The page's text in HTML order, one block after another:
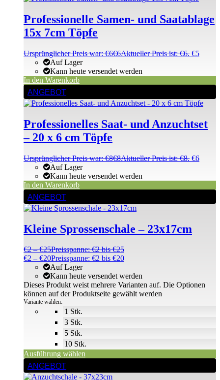
Professionelle Samen- und Saatablage
15x 7cm Töpfe
Ursprünglicher Preis war: €6€6Aktueller Preis ist: €6. €5
Auf Lager
Kann heute versendet werden
In den Warenkorb
ANGEBOT
Professionelles Saat- und Anzuchtset
– 20 x 6 cm Töpfe
Ursprünglicher Preis war: €8€8Aktueller Preis ist: €8. €6
Auf Lager
Kann heute versendet werden
In den Warenkorb
ANGEBOT
Kleine Sprossenschale – 23x17cm
€2 –€25Preisspanne: €2 bis €25
€2 – €20Preisspanne: €2 bis €20
1 Stk.
3 Stk.
5 Stk.
10 Stk.
Auf Lager
Kann heute versendet werden
Variante wählen:
Ausführung wählen
Dieses Produkt weist mehrere Varianten auf. Die Optionen
können auf der Produktseite gewählt werden
ANGEBOT